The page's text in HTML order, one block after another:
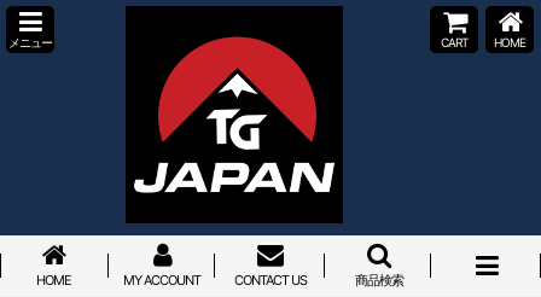
メニュー CART HOME
HOME MY ACCOUNT CONTACT US 商品検索